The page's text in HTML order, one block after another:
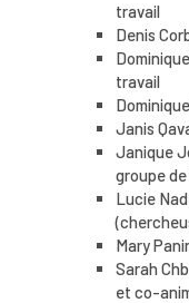
travail
Denis
travail
Janis
Janique
groupe
Lucie
Mary
Sarah
et co-